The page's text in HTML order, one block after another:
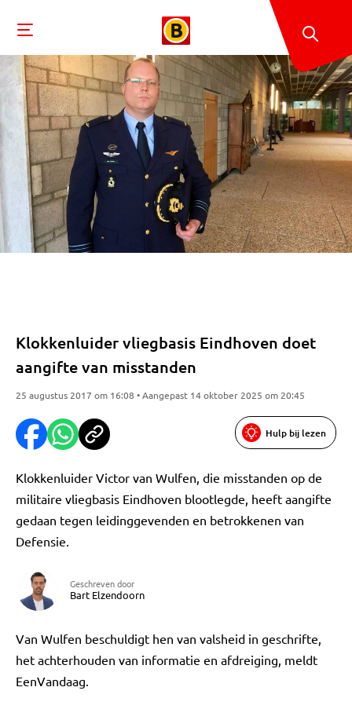
Klokkenluider vliegbasis Eindhoven doet
aangifte van misstanden
25 augustus 2017 om 16:08 • Aangepast 14 oktober 2025 om 20:45
Hulp bij lezen
Klokkenluider Victor van Wulfen, die misstanden op de
militaire vliegbasis Eindhoven blootlegde, heeft aangifte
gedaan tegen leidinggevenden en betrokkenen van
Defensie.
Geschreven door
Bart Elzendoorn
Van Wulfen beschuldigt hen van valsheid in geschrifte,
het achterhouden van informatie en afdreiging, meldt
EenVandaag.